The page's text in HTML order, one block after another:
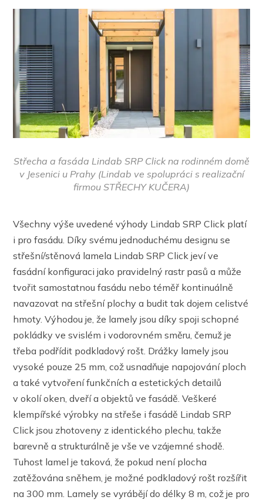
Střecha a fasáda Lindab SRP Click na rodinném domě
v Jesenici u Prahy (Lindab ve spolupráci s realizační
firmou STŘECHY KUČERA)
Všechny výše uvedené výhody Lindab SRP Click platí
i pro fasádu. Díky svému jednoduchému designu se
střešní/stěnová lamela Lindab SRP Click jeví ve
fasádní konfiguraci jako pravidelný rastr pasů a může
tvořit samostatnou fasádu nebo téměř kontinuálně
navazovat na střešní plochy a budit tak dojem celistvé
hmoty. Výhodou je, že lamely jsou díky spoji schopné
pokládky ve svislém i vodorovném směru, čemuž je
třeba podřídit podkladový rošt. Drážky lamely jsou
vysoké pouze 25 mm, což usnadňuje napojování ploch
a také vytvoření funkčních a estetických detailů
v okolí oken, dveří a objektů ve fasádě. Veškeré
klempířské výrobky na střeše i fasádě Lindab SRP
Click jsou zhotoveny z identického plechu, takže
barevně a strukturálně je vše ve vzájemné shodě.
Tuhost lamel je taková, že pokud není plocha
zatěžována sněhem, je možné podkladový rošt rozšířit
na 300 mm. Lamely se vyrábějí do délky 8 m, což je pro